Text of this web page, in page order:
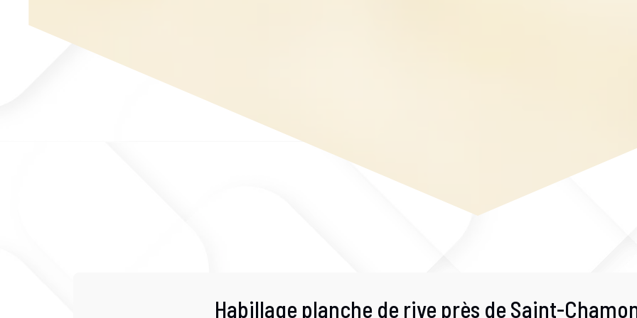
Habillage planche de rive près de Saint-